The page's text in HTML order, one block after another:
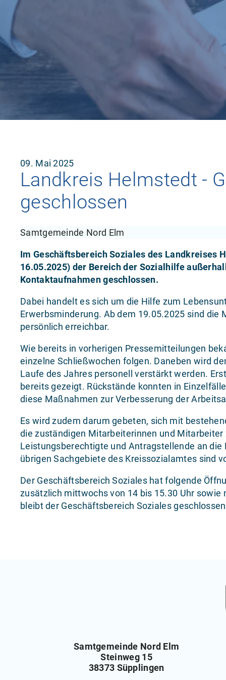
09. Mai 2025
Landkreis Helmstedt -
geschlossen
Samtgemeinde Nord Elm
Im Geschäftsbereich Soziales des Landkreises
16.05.2025) der Bereich der Sozialhilfe
Kontaktaufnahmen geschlossen.
Dabei handelt es sich um die Hilfe zum
Erwerbsminderung. Ab dem 19.05.2025 sind
persönlich erreichbar.
Wie bereits in vorherigen Pressemitteilungen
einzelne Schließwochen folgen. Daneben wird
Laufe des Jahres personell verstärkt werden.
bereits gezeigt. Rückstände konnten in
diese Maßnahmen zur Verbesserung der
Es wird zudem darum gebeten, sich mit
die zuständigen Mitarbeiterinnen und
Leistungsberechtigte und Antragstellende an
übrigen Sachgebiete des Kreissozialamtes sind
Der Geschäftsbereich Soziales hat folgende
zusätzlich mittwochs von 14 bis 15.30 Uhr
bleibt der Geschäftsbereich Soziales
Samtgemeinde Nord Elm
Steinweg 15
38373 Süpplingen